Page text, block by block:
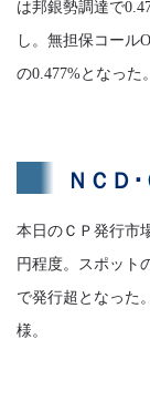
は邦銀勢調達で
し。無担保コール
の0.477%となった
ＮＣＤ
本日のＣＰ発行市
円程度。スポット
で発行超となった
様。